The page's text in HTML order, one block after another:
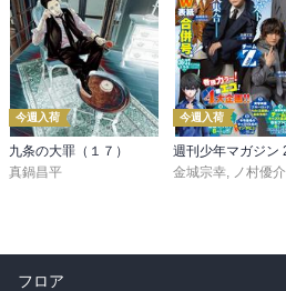
今週入荷
九条の大罪（１７）
真鍋昌平
今週入荷
金城宗幸, ノ村優介
フロア